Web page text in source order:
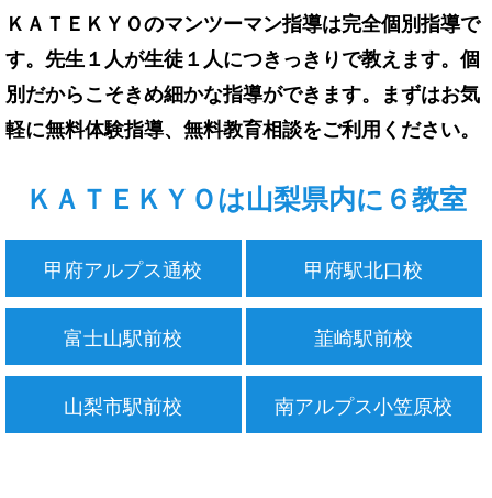
ＫＡＴＥＫＹＯのマンツーマン指導は完全個別指導で
す。先生１人が生徒１人につきっきりで教えます。個
別だからこそきめ細かな指導ができます。まずはお気
軽に無料体験指導、無料教育相談をご利用ください。
ＫＡＴＥＫＹＯは山梨県内に６教室
甲府アルプス通校 甲府駅北口校
富士山駅前校 韮崎駅前校
山梨市駅前校 南アルプス小笠原校